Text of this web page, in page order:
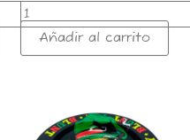
Añadir al carrito
METAL